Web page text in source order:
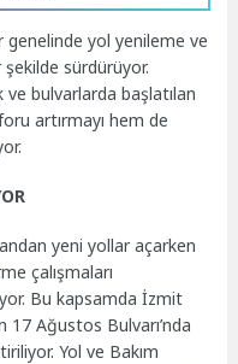
genelinde yol yenileme ve
şekilde sürdürüyor.
bulvarlarda başlatılan
artırmayı hem de
yeni yollar açarken
çalışmaları
Bu kapsamda İzmit
17 Ağustos Bulvarı’nda
Yol ve Bakım